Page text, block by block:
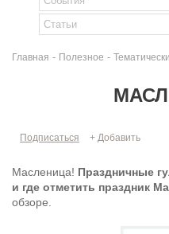
Главная - Полезное -
Подписаться + Добавить
Масленица! Праздничные
и где отметить праздник
обзоре.